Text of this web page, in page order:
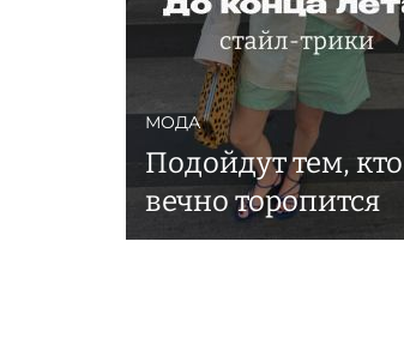
МОДА
Подойдут тем, кто
вечно торопится